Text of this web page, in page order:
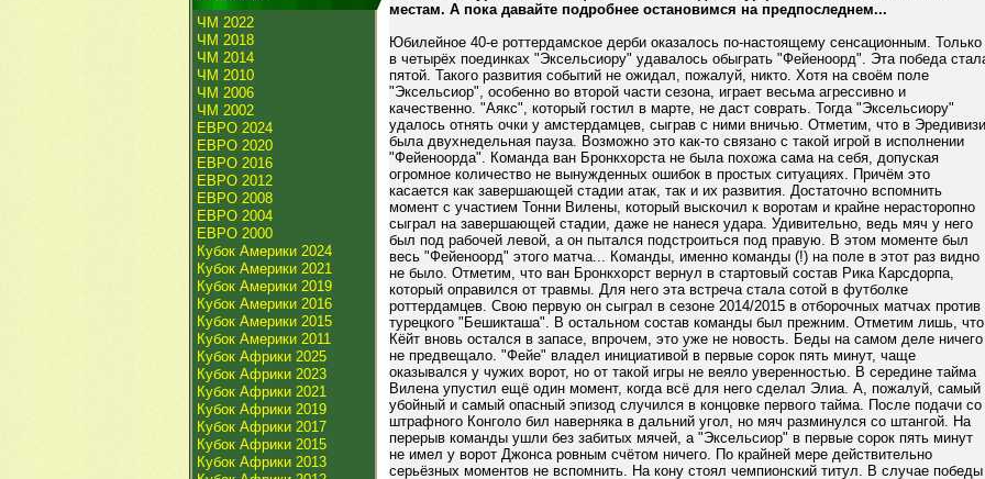
ЧМ 2022
ЧМ 2018
ЧМ 2014
ЧМ 2010
ЧМ 2006
ЧМ 2002
ЕВРО 2024
ЕВРО 2020
ЕВРО 2016
ЕВРО 2012
ЕВРО 2008
ЕВРО 2004
ЕВРО 2000
Кубок Америки 2024
Кубок Америки 2021
Кубок Америки 2019
Кубок Америки 2016
Кубок Америки 2015
Кубок Америки 2011
Кубок Африки 2025
Кубок Африки 2023
Кубок Африки 2021
Кубок Африки 2019
Кубок Африки 2017
Кубок Африки 2015
Кубок Африки 2013
местам. А пока давайте подробнее остановимся на предпоследнем...
Юбилейное 40-е роттердамское дерби оказалось по-настоящему сенсационным. Только
в четырёх поединках "Эксельсиору" удавалось обыграть "Фейеноорд". Эта победа
пятой. Такого развития событий не ожидал, пожалуй, никто. Хотя на своём поле
"Эксельсиор", особенно во второй части сезона, играет весьма агрессивно и
качественно. "Аякс", который гостил в марте, не даст соврать. Тогда "Эксельсиору"
удалось отнять очки у амстердамцев, сыграв с ними вничью. Отметим, что в Эредивизи
была двухнедельная пауза. Возможно это как-то связано с такой игрой в исполнении
"Фейеноорда". Команда ван Бронкхорста не была похожа сама на себя, допуская
огромное количество не вынужденных ошибок в простых ситуациях. Причём это
касается как завершающей стадии атак, так и их развития. Достаточно вспомнить
момент с участием Тонни Вилены, который выскочил к воротам и крайне нерасторопно
сыграл на завершающей стадии, даже не нанеся удара. Удивительно, ведь мяч у него
был под рабочей левой, а он пытался подстроиться под правую. В этом моменте был
весь "Фейеноорд" этого матча... Команды, именно команды (!) на поле в этот раз видно
не было. Отметим, что ван Бронкхорст вернул в стартовый состав Рика Карсдорпа,
который оправился от травмы. Для него эта встреча стала сотой в футболке
роттердамцев. Свою первую он сыграл в сезоне 2014/2015 в отборочных матчах против
турецкого "Бешикташа". В остальном состав команды был прежним. Отметим лишь, что
Кёйт вновь остался в запасе, впрочем, это уже не новость. Беды на самом деле ничего
не предвещало. "Фейе" владел инициативой в первые сорок пять минут, чаще
оказывался у чужих ворот, но от такой игры не веяло уверенностью. В середине тайма
Вилена упустил ещё один момент, когда всё для него сделал Элиа. А, пожалуй, самый
убойный и самый опасный эпизод случился в концовке первого тайма. После подачи со
штрафного Конголо бил наверняка в дальний угол, но мяч разминулся со штангой. На
перерыв команды ушли без забитых мячей, а "Эксельсиор" в первые сорок пять минут
не имел у ворот Джонса ровным счётом ничего. По крайней мере действительно
серьёзных моментов не вспомнить. На кону стоял чемпионский титул. В случае победы